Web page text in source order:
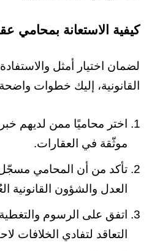
كيفية الاستعانة بمحامي
لضمان اختيار أمثل
القانونية، إليك خطوات
اختر محاميًا ممن لديهم
موثّقة في العقارات.
تأكد من أن المحامي
العدل والشؤون القانونية
اتفق على الرسوم والتغطية
التعاقد لتفادي الخلافات